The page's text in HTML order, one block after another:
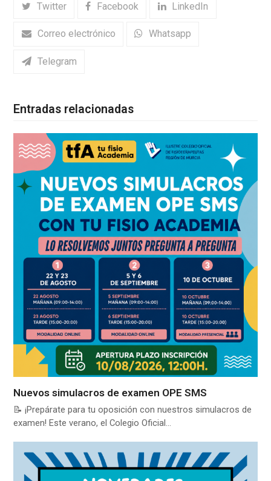
Twitter Facebook LinkedIn
Correo electrónico Whatsapp
Telegram
Entradas relacionadas
Nuevos simulacros de examen OPE SMS
📝 ¡Prepárate para tu oposición con nuestros simulacros de
examen! Este verano, el Colegio Oficial…